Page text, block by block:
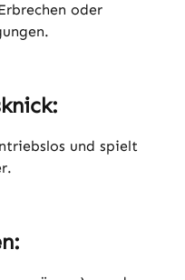
oder
und spielt